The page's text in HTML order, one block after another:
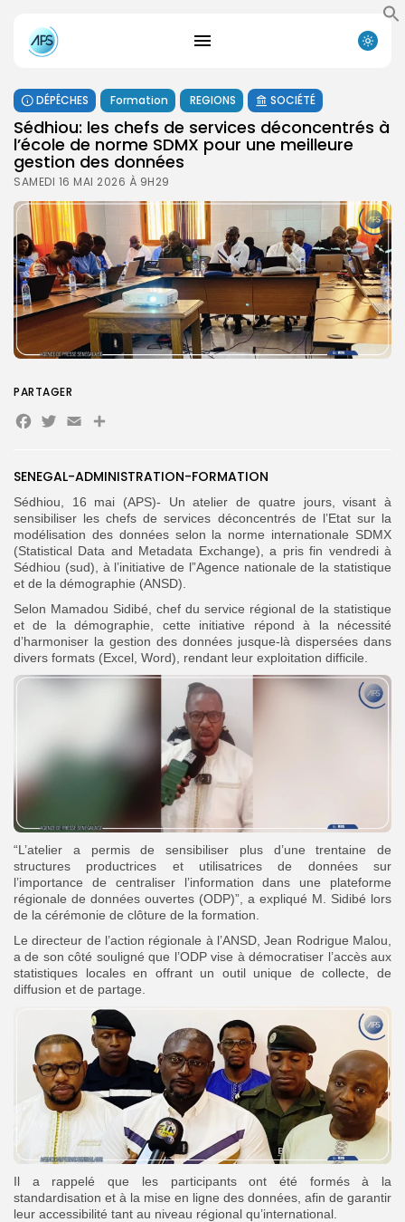
for:
FR
DÉPÊCHES Formation REGIONS SOCIÉTÉ
Sédhiou: les chefs de services déconcentrés à
l’école de norme SDMX pour une meilleure
gestion des données
SAMEDI 16 MAI 2026 À 9H29
SENEGAL-ADMINISTRATION-FORMATION
Sédhiou, 16 mai (APS)- Un atelier de quatre jours, visant à
sensibiliser les chefs de services déconcentrés de l’Etat sur la
modélisation des données selon la norme internationale SDMX
(Statistical Data and Metadata Exchange), a pris fin vendredi à
Sédhiou (sud), à l’initiative de l”Agence nationale de la statistique
et de la démographie (ANSD).
Selon Mamadou Sidibé, chef du service régional de la statistique
et de la démographie, cette initiative répond à la nécessité
d’harmoniser la gestion des données jusque-là dispersées dans
divers formats (Excel, Word), rendant leur exploitation difficile.
“L’atelier a permis de sensibiliser plus d’une trentaine de
structures productrices et utilisatrices de données sur
l’importance de centraliser l’information dans une plateforme
régionale de données ouvertes (ODP)”, a expliqué M. Sidibé lors
de la cérémonie de clôture de la formation.
Le directeur de l’action régionale à l’ANSD, Jean Rodrigue Malou,
a de son côté souligné que l’ODP vise à démocratiser l’accès aux
statistiques locales en offrant un outil unique de collecte, de
diffusion et de partage.
Il a rappelé que les participants ont été formés à la
standardisation et à la mise en ligne des données, afin de garantir
leur accessibilité tant au niveau régional qu’international.
PARTAGER
Facebook
Twitter
EmailPartager